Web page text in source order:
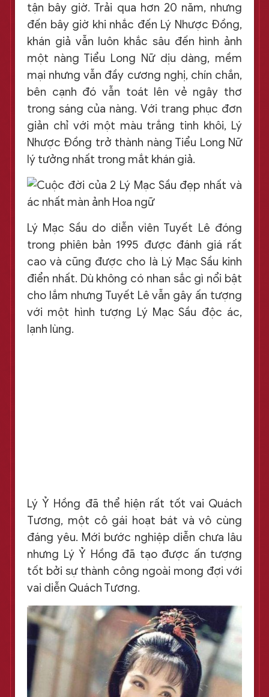
tận bây giờ. Trải qua hơn 20 năm, nhưng
đến bây giờ khi nhắc đến Lý Nhược Đồng,
khán giả vẫn luôn khắc sâu đến hình ảnh
một nàng Tiểu Long Nữ dịu dàng, mềm
mại nhưng vẫn đầy cương nghị, chín chắn,
bên cạnh đó vẫn toát lên vẻ ngây thơ
trong sáng của nàng. Với trang phục đơn
giản chỉ với một màu trắng tinh khôi, Lý
Nhược Đồng trở thành nàng Tiểu Long Nữ
lý tưởng nhất trong mắt khán giả.
Lý Mạc Sầu do diễn viên Tuyết Lê đóng
trong phiên bản 1995 được đánh giá rất
cao và cũng được cho là Lý Mạc Sầu kinh
điển nhất. Dù không có nhan sắc gì nổi bật
cho lắm nhưng Tuyết Lê vẫn gây ấn tượng
với một hình tượng Lý Mạc Sầu độc ác,
lạnh lùng.
Lý Ỷ Hồng đã thể hiện rất tốt vai Quách
Tương, một cô gái hoạt bát và vô cùng
đáng yêu. Mới bước nghiệp diễn chưa lâu
nhưng Lý Ỷ Hồng đã tạo được ấn tượng
tốt bởi sự thành công ngoài mong đợi với
vai diễn Quách Tương.